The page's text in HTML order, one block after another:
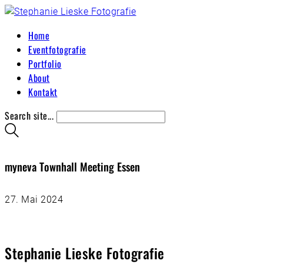
Home
Eventfotografie
Portfolio
About
Kontakt
Search site...
myneva Townhall Meeting Essen
27. Mai 2024
Stephanie Lieske Fotografie